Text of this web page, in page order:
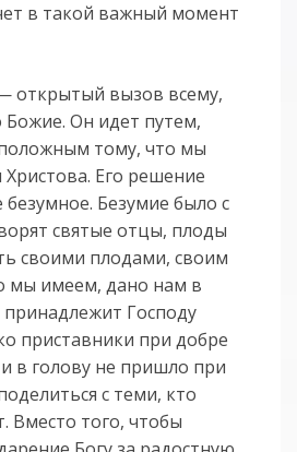
в такой важный момент
открытый вызов всему,
Божие. Он идет путем,
тому, что мы
Христова. Его решение
Безумие было с
святые отцы, плоды
своими плодами, своим
мы имеем, дано нам в
принадлежит Господу
приставники при добре
в голову не пришло при
с теми, кто
Вместо того, чтобы